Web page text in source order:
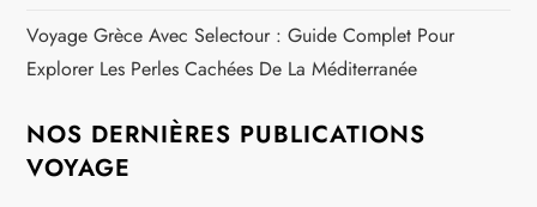
Voyage Grèce Avec Selectour : Guide Complet Pour
Explorer Les Perles Cachées De La Méditerranée
NOS DERNIÈRES PUBLICATIONS
VOYAGE